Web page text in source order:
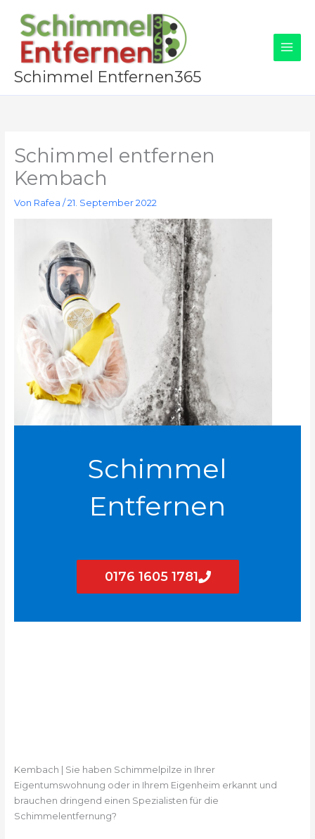
Inhalt
springen
Schimmel Entfernen365
Schimmel entfernen
Kembach
Von Rafea /21. September 2022
Schimmel
Entfernen
0176 1605 1781
Kembach | Sie haben Schimmelpilze in Ihrer
Eigentumswohnung oder in Ihrem Eigenheim erkannt und
brauchen dringend einen Spezialisten für die
Schimmelentfernung?